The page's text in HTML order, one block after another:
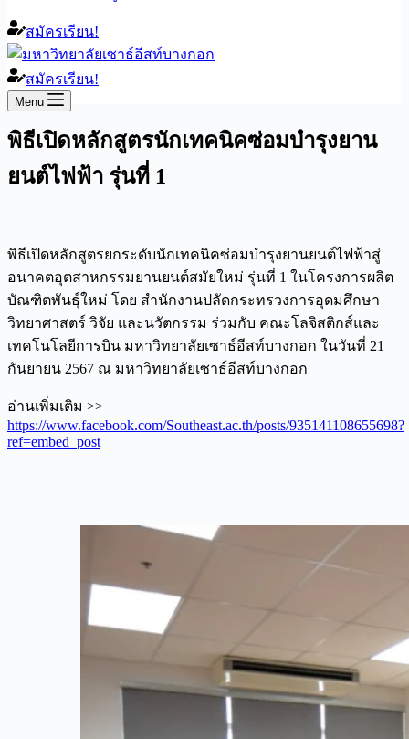
สมัครเรียน!
สมัครเรียน!
Menu
พิธีเปิดหลักสูตรนักเทคนิคซ่อมบำรุงยาน
ยนต์ไฟฟ้า รุ่นที่ 1
พิธีเปิดหลักสูตรยกระดับนักเทคนิคซ่อมบำรุงยานยนต์ไฟฟ้าสู่
อนาคตอุตสาหกรรมยานยนต์สมัยใหม่ รุ่นที่ 1 ในโครงการผลิต
บัณฑิตพันธุ์ใหม่ โดย สำนักงานปลัดกระทรวงการอุดมศึกษา
วิทยาศาสตร์ วิจัย และนวัตกรรม ร่วมกับ คณะโลจิสติกส์และ
เทคโนโลยีการบิน มหาวิทยาลัยเซาธ์อีสท์บางกอก ในวันที่ 21
กันยายน 2567 ณ มหาวิทยาลัยเซาธ์อีสท์บางกอก
อ่านเพิ่มเติม >>
https://www.facebook.com/Southeast.ac.th/posts/935141108655698?
ref=embed_post